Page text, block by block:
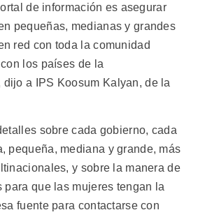
de información es asegurar
pequeñas, medianas y grandes
red con toda la comunidad
los países de la
a IPS Koosum Kalyan, de la
sobre cada gobierno, cada
pequeña, mediana y grande, más
y sobre la manera de
para que las mujeres tengan la
fuente para contactarse con